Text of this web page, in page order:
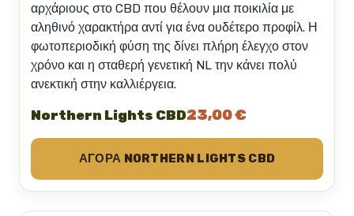
αρχάριους στο CBD που θέλουν μια ποικιλία με
αληθινό χαρακτήρα αντί για ένα ουδέτερο προφίλ. Η
φωτοπεριοδική φύση της δίνει πλήρη έλεγχο στον
χρόνο και η σταθερή γενετική NL την κάνει πολύ
ανεκτική στην καλλιέργεια.
Northern Lights CBD23,00 €
ΑΓΟΡΆ NORTHERN LIGHTS CBD